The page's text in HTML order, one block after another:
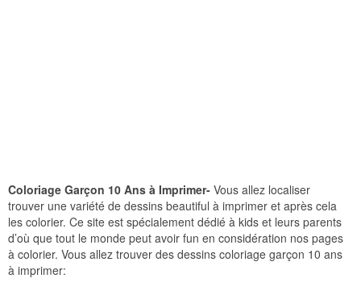
Coloriage Garçon 10 Ans à Imprimer- Vous allez localiser
trouver une variété de dessins beautiful à imprimer et après cela
les colorier. Ce site est spécialement dédié à kids et leurs parents
d’où que tout le monde peut avoir fun en considération nos pages
à colorier. Vous allez trouver des dessins coloriage garçon 10 ans
à imprimer: